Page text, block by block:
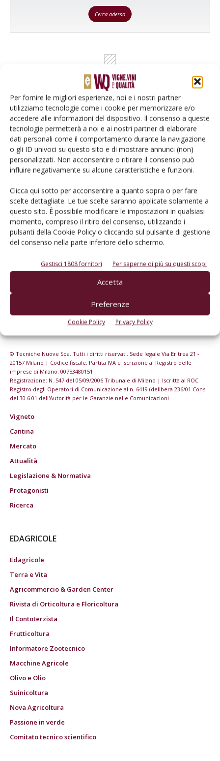
Per fornire le migliori esperienze, noi e i nostri partner
utilizziamo tecnologie come i cookie per memorizzare e/o
accedere alle informazioni del dispositivo. Il consenso a queste
tecnologie permetterà a noi e ai nostri partner di elaborare
dati personali come il comportamento durante la navigazione
o gli ID univoci su questo sito e di mostrare annunci (non)
personalizzati. Non acconsentire o ritirare il consenso può
influire negativamente su alcune caratteristiche e funzioni.
Clicca qui sotto per acconsentire a quanto sopra o per fare
scelte dettagliate. Le tue scelte saranno applicate solamente a
questo sito. È possibile modificare le impostazioni in qualsiasi
momento, compreso il ritiro del consenso, utilizzando i
pulsanti della Cookie Policy o cliccando sul pulsante di gestione
del consenso nella parte inferiore dello schermo.
Gestisci 1808 fornitori Per saperne di più su questi scopi
Accetta
Preferenze
Cookie Policy Privacy Policy
Cerca adesso
Rimani aggiornato sul mondo
dell’agricoltura
Iscriviti alle nostre newsletter
© Tecniche Nuove Spa. Tutti i diritti riservati. Sede legale Via Eritrea 21 -
20157 Milano | Codice fiscale, Partita IVA e Iscrizione al Registro delle
imprese di Milano: 00753480151
Registrazione: N. 547 del 05/09/2006 Tribunale di Milano | Iscritta al ROC
Registro degli Operatori di Comunicazione al n. 6419 (delibera 236/01 Cons
del 30.6.01 dell'Autorità per le Garanzie nelle Comunicazioni
Vigneto
Cantina
Mercato
Attualità
Legislazione & Normativa
Protagonisti
Ricerca
EDAGRICOLE
Edagricole
Terra e Vita
Agricommercio & Garden Center
Rivista di Orticoltura e Floricoltura
Il Contoterzista
Frutticoltura
Informatore Zootecnico
Macchine Agricole
Olivo e Olio
Suinicoltura
Nova Agricoltura
Passione in verde
Comitato tecnico scientifico